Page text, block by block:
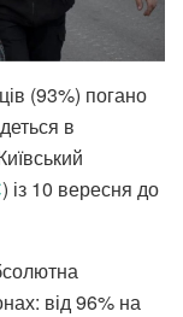
(93%) погано
в
) із 10 вересня до
від 96% на